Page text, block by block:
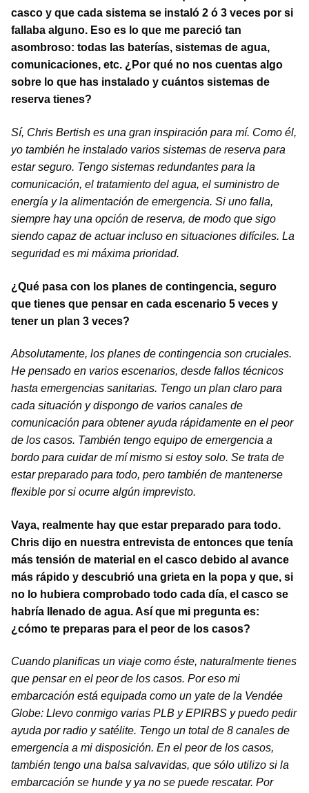
casco y que cada sistema se instaló 2 ó 3 veces por si
fallaba alguno. Eso es lo que me pareció tan
asombroso: todas las baterías, sistemas de agua,
comunicaciones, etc. ¿Por qué no nos cuentas algo
sobre lo que has instalado y cuántos sistemas de
reserva tienes?
Sí, Chris Bertish es una gran inspiración para mí. Como él,
yo también he instalado varios sistemas de reserva para
estar seguro. Tengo sistemas redundantes para la
comunicación, el tratamiento del agua, el suministro de
energía y la alimentación de emergencia. Si uno falla,
siempre hay una opción de reserva, de modo que sigo
siendo capaz de actuar incluso en situaciones difíciles. La
seguridad es mi máxima prioridad.
¿Qué pasa con los planes de contingencia, seguro
que tienes que pensar en cada escenario 5 veces y
tener un plan 3 veces?
Absolutamente, los planes de contingencia son cruciales.
He pensado en varios escenarios, desde fallos técnicos
hasta emergencias sanitarias. Tengo un plan claro para
cada situación y dispongo de varios canales de
comunicación para obtener ayuda rápidamente en el peor
de los casos. También tengo equipo de emergencia a
bordo para cuidar de mí mismo si estoy solo. Se trata de
estar preparado para todo, pero también de mantenerse
flexible por si ocurre algún imprevisto.
Vaya, realmente hay que estar preparado para todo.
Chris dijo en nuestra entrevista de entonces que tenía
más tensión de material en el casco debido al avance
más rápido y descubrió una grieta en la popa y que, si
no lo hubiera comprobado todo cada día, el casco se
habría llenado de agua. Así que mi pregunta es:
¿cómo te preparas para el peor de los casos?
Cuando planificas un viaje como éste, naturalmente tienes
que pensar en el peor de los casos. Por eso mi
embarcación está equipada como un yate de la Vendée
Globe: Llevo conmigo varias PLB y EPIRBS y puedo pedir
ayuda por radio y satélite. Tengo un total de 8 canales de
emergencia a mi disposición. En el peor de los casos,
también tengo una balsa salvavidas, que sólo utilizo si la
embarcación se hunde y ya no se puede rescatar. Por